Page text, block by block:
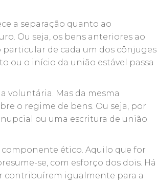
a separação quanto ao
Ou seja, os bens anteriores ao
de cada um dos cônjuges
ou o início da união estável passa
voluntária. Mas da mesma
o regime de bens. Ou seja, por
ou uma escritura de união
ético. Aquilo que for
se, com esforço dos dois. Há
contribuírem igualmente para a